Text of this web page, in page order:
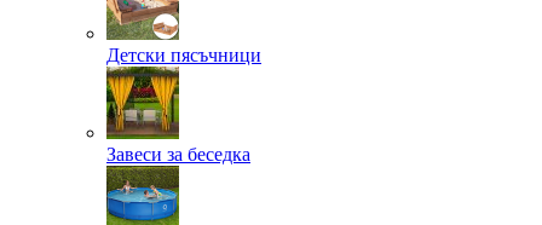
Детски пясъчници
Завеси за беседка